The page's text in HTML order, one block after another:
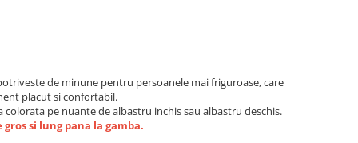
de minune pentru persoanele mai friguroase, care
placut si confortabil.
colorata pe nuante de albastru inchis sau albastru deschis.
si lung pana la gamba.